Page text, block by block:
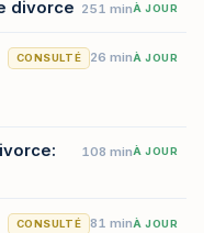
divorce 251 minÀ JOUR
CONSULTÉ 26 minÀ JOUR
108 minÀ JOUR
CONSULTÉ 81 minÀ JOUR